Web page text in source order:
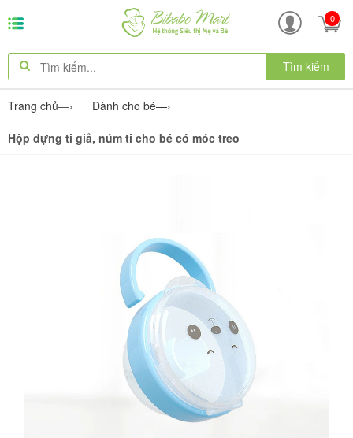
0
Tìm kiếm
Trang chủ—› Dành cho bé—›
Hộp đựng ti giả, núm ti cho bé có móc treo